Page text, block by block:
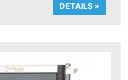
DETAILS »